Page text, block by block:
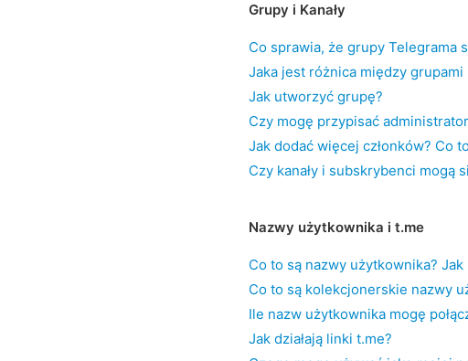
Grupy i Kanały
Co sprawia, że grupy Telegrama
Jaka jest różnica między grupami
Jak utworzyć grupę?
Czy mogę przypisać
Jak dodać więcej członków? Co
Czy kanały i subskrybenci mogą
Nazwy użytkownika i t.me
Co to są nazwy użytkownika?
Co to są kolekcjonerskie nazwy
Ile nazw użytkownika mogę
Jak działają linki t.me?